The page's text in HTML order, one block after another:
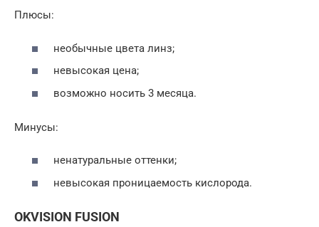
Плюсы:
необычные цвета линз;
невысокая цена;
возможно носить 3 месяца.
Минусы:
ненатуральные оттенки;
невысокая проницаемость кислорода.
OKVISION FUSION